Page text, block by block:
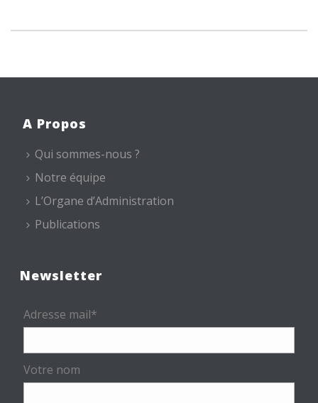
A Propos
Qui sommes-nous ?
Notre équipe
L’Organe d’Administration
Publications
Newsletter
Adresse mail*
Votre nom